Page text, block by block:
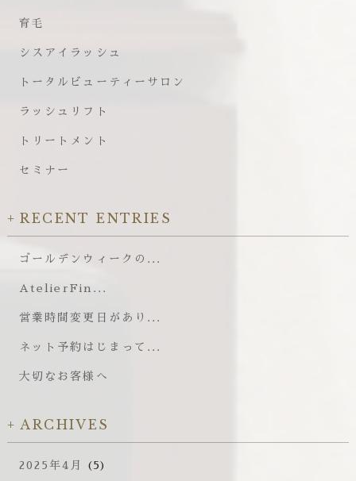
育毛
シスアイラッシュ
トータルビューティーサロン
ラッシュリフト
トリートメント
セミナー
RECENT ENTRIES
ゴールデンウィークの...
AtelierFin...
営業時間変更日があり...
ネット予約はじまって...
大切なお客様へ
ARCHIVES
2025年4月 (5)